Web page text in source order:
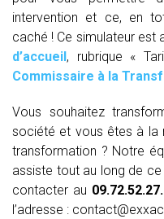
intervention et ce, en
caché ! Ce simulateur est
d’accueil, rubrique «
Commissaire à la
Vous souhaitez
société et vous êtes à la
transformation ? Notre
assiste tout au long de
contacter au
l’adresse :